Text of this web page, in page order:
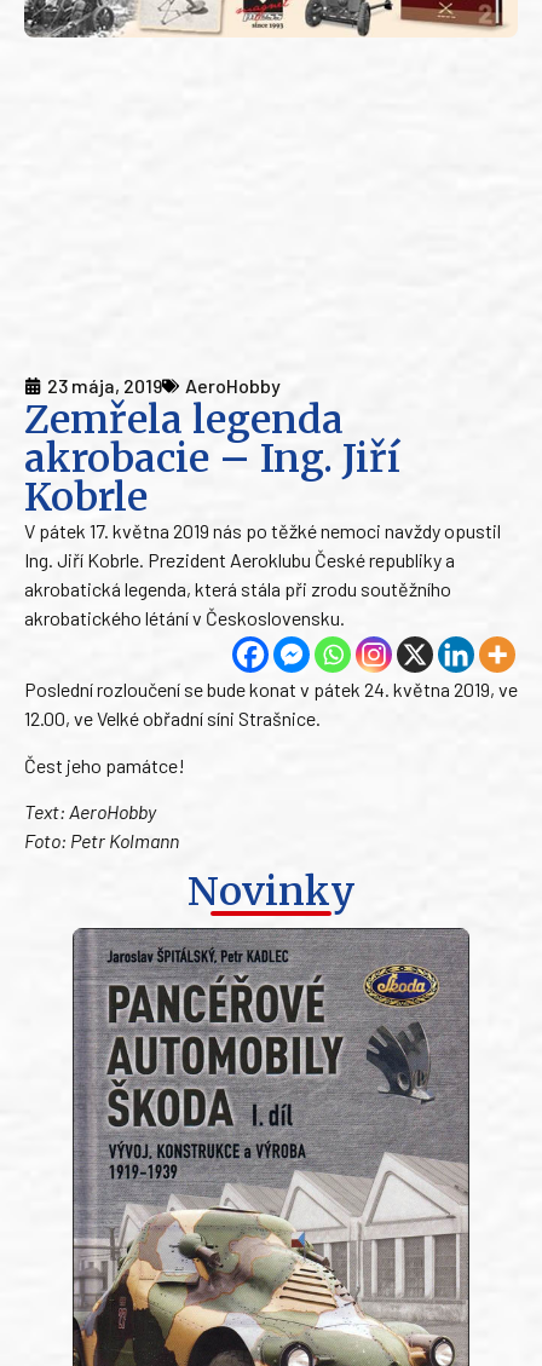
23 mája, 2019 AeroHobby
Zemřela legenda
akrobacie – Ing. Jiří
Kobrle
V pátek 17. května 2019 nás po těžké nemoci navždy opustil
Ing. Jiří Kobrle. Prezident Aeroklubu České republiky a
akrobatická legenda, která stála při zrodu soutěžního
akrobatického létání v Československu.
Poslední rozloučení se bude konat v pátek 24. května 2019, ve
12.00, ve Velké obřadní síni Strašnice.
Čest jeho památce!
Text: AeroHobby
Foto: Petr Kolmann
Novinky